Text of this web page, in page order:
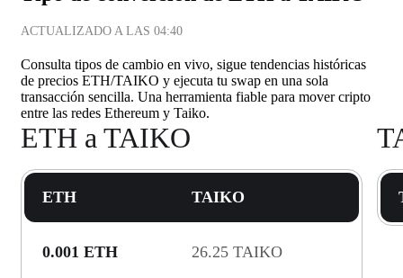
ACTUALIZADO A LAS 04:40
Consulta tipos de cambio en vivo, sigue tendencias históricas
de precios ETH/TAIKO y ejecuta tu swap en una sola
transacción sencilla. Una herramienta fiable para mover cripto
entre las redes Ethereum y Taiko.
ETH a TAIKO
ETH TAIKO
0.001 ETH 26.25 TAIKO